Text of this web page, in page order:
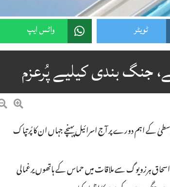
ٹویٹر واٹس ایپ
جنگ بندی کیلیے پُرعزم
کے اہم دورے پر آج اسرائیل پہنچے جہاں ان کا پُرتپاک
ہرزویوگ سے ملاقات میں حماس کے ہاتھوں یرغمالی